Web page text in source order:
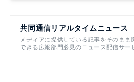
共同通信リアルタイムニュース
メディアに提供している記事をそのまま
できる広報部門必見のニュース配信サー